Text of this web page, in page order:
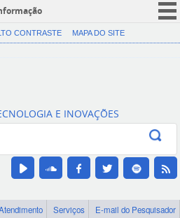
CORONAVÍRUS (COVID-19)
Canais
CONTRASTE MAPA DO SITE
E INOVAÇÕES
Serviços
E-mail do Pesquisador